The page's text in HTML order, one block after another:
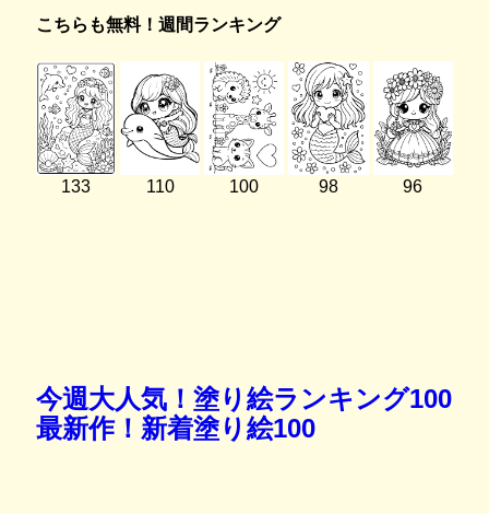
こちらも無料！週間ランキング
133 110 100 98 96
今週大人気！塗り絵ランキング100
最新作！新着塗り絵100